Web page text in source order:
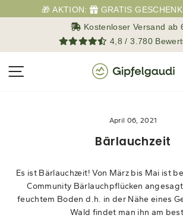
zum
🎁 AKTION:
GRATIS
Kostenloser Versand ab
4,8 / 3.780
Seitennavigation
April 06, 2021
Bärlauchzeit
Es ist Bärlauchzeit! Von März bis Mai ist
Community Bärlauchpflücken
feuchtem Boden d.h. in der Nähe eines
Wald findet man ihn am